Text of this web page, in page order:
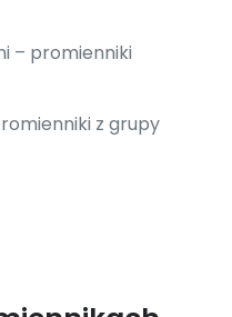
– promienniki
z grupy